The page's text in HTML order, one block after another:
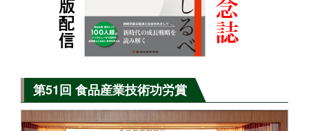
第51回 食品産業技術功労賞